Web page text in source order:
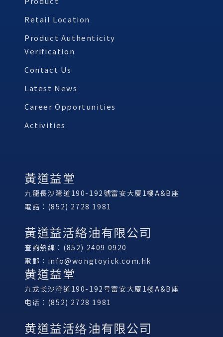
Retail Location
Product Authenticity
Verification
Contact Us
Latest News
Career Opportunities
Activities
黃道益堂
九龍長沙灣道190-192號富安大廈1樓A&B座
電話：(852) 2728 1981
黃道益活絡油有限公司
查詢熱線：(852) 2409 0920
電郵： info@wongtoyick.com.hk
黄道益堂
九龙长沙湾道190-192号富安大厦1楼A&B座
电话：(852) 2728 1981
黄道益活络油有限公司